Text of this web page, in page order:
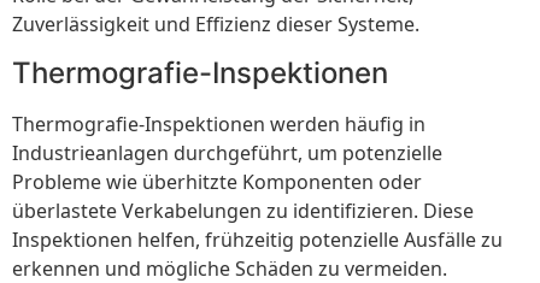
Zuverlässigkeit und Effizienz dieser Systeme.
Thermografie-Inspektionen
Thermografie-Inspektionen werden häufig in
Industrieanlagen durchgeführt, um potenzielle
Probleme wie überhitzte Komponenten oder
überlastete Verkabelungen zu identifizieren. Diese
Inspektionen helfen, frühzeitig potenzielle Ausfälle zu
erkennen und mögliche Schäden zu vermeiden.